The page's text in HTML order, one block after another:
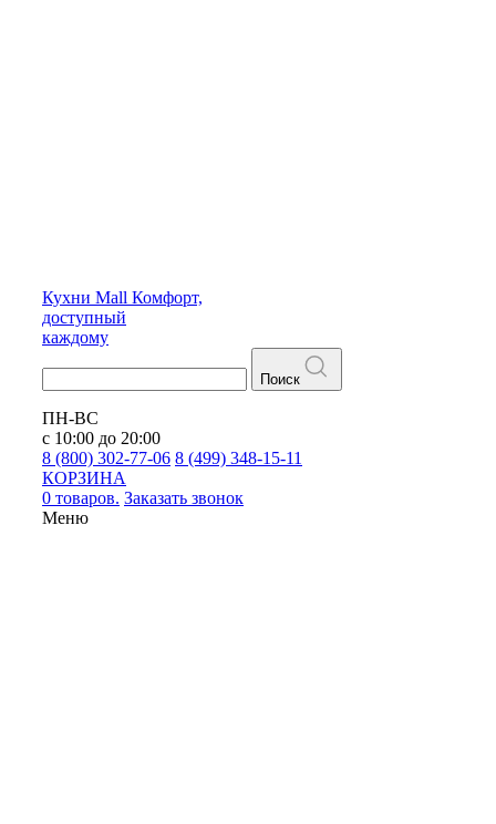
Кухни Mall Комфорт,
доступный
каждому
Поиск
ПН-ВС
с 10:00 до 20:00
8 (800) 302-77-06 8 (499) 348-15-11
КОРЗИНА
0 товаров. Заказать звонок
Меню